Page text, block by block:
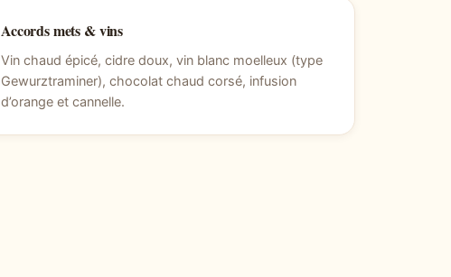
Accords mets & vins
Vin chaud épicé, cidre doux, vin blanc moelleux (type
Gewurztraminer), chocolat chaud corsé, infusion
d’orange et cannelle.